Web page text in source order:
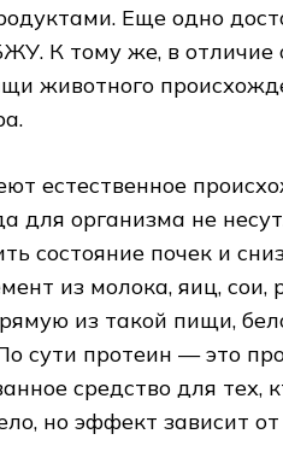
Еще одно
К тому же, в
животного
естественное
для организма не
состояние почек и
из молока, яиц, сои,
из такой пищи,
сути протеин — это
средство для тех,
но эффект зависит